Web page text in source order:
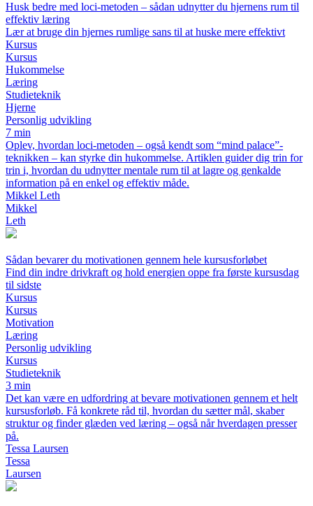
Husk bedre med loci-metoden – sådan udnytter du hjernens rum til
effektiv læring
Lær at bruge din hjernes rumlige sans til at huske mere effektivt
Kursus
Kursus
Hukommelse
Læring
Studieteknik
Hjerne
Personlig udvikling
7 min
Oplev, hvordan loci-metoden – også kendt som “mind palace”-
teknikken – kan styrke din hukommelse. Artiklen guider dig trin for
trin i, hvordan du udnytter mentale rum til at lagre og genkalde
information på en enkel og effektiv måde.
Mikkel Leth
Mikkel
Leth
Sådan bevarer du motivationen gennem hele kursusforløbet
Find din indre drivkraft og hold energien oppe fra første kursusdag
til sidste
Kursus
Kursus
Motivation
Læring
Personlig udvikling
Kursus
Studieteknik
3 min
Det kan være en udfordring at bevare motivationen gennem et helt
kursusforløb. Få konkrete råd til, hvordan du sætter mål, skaber
struktur og finder glæden ved læring – også når hverdagen presser
på.
Tessa Laursen
Tessa
Laursen